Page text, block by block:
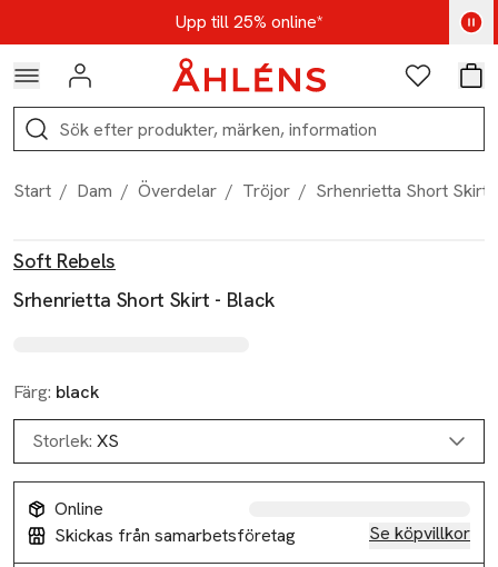
Hoppa till navigationsmenynUpp till 25% online*
Kod: AUG25 - Shoppa nu
Logga in Favoriter
Sök
Start / Dam / Överdelar / Tröjor / Srhenrietta Short Skirt
Soft Rebels
Srhenrietta Short Skirt - Black
Färg: black
Storlek: XS
Online
Skickas från samarbetsföretag
Se köpvillkor